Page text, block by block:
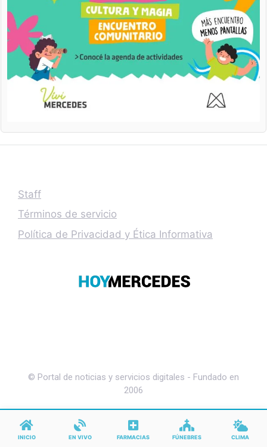
Staff
Términos de servicio
Política de Privacidad y Ética Informativa
© Portal de noticias y servicios digitales - Fundado en
2006
INICIO EN VIVO FARMACIAS FÚNEBRES CLIMA